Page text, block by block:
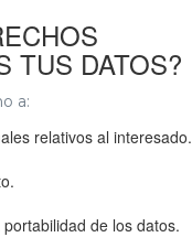
TUS DATOS?
a:
relativos al interesado.
de los datos.